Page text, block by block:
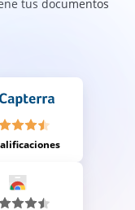
tus documentos